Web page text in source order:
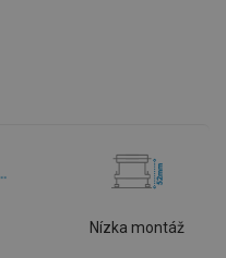
Nízka montáž